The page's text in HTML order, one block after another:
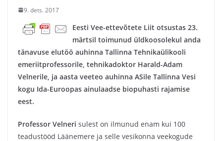
9. dets. 2017
Eesti Vee-ettevõtete Liit otsustas 23.
märtsil toimunud üldkoosolekul anda
tänavuse elutöö auhinna Tallinna Tehnikaülikooli
emeriitprofessorile, tehnikadoktor Harald-Adam
Velnerile, ja aasta veeteo auhinna ASile Tallinna Vesi
kogu Ida-Euroopas ainulaadse biopuhasti rajamise
eest.
Professor Velneri sulest on ilmunud enam kui 100
teadustööd Läänemere ja selle vesikonna veekogude